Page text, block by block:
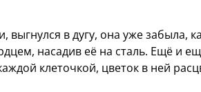
в дугу, она уже забыла,
насадив её на сталь. Ещё и
клеточкой, цветок в ней